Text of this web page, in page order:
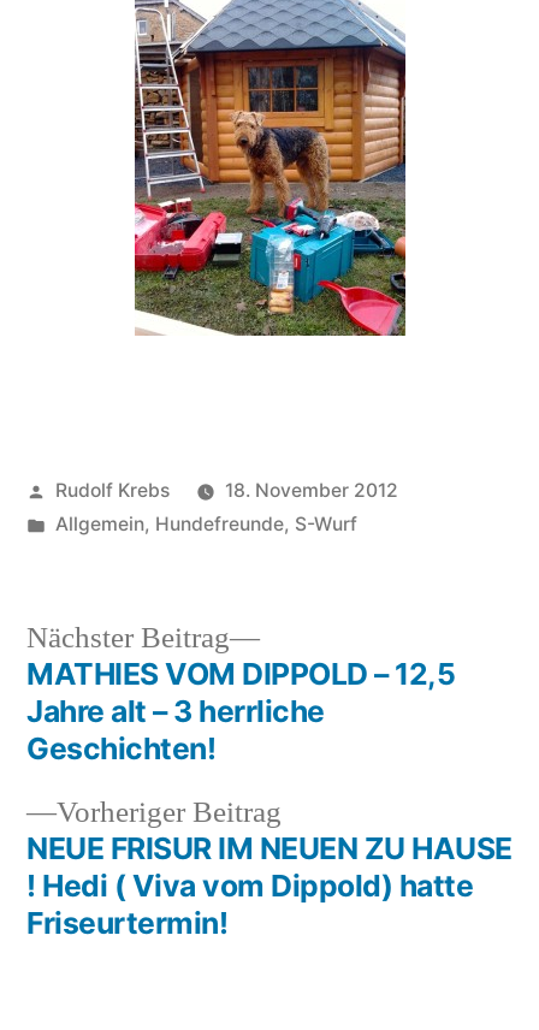
Veröffentlicht
von
Rudolf Krebs
18. November 2012
Veröffentlicht
Allgemein, Hundefreunde, S-Wurf
Beitragsnavigation
Vorheriger Beitrag
Beitrag:
NEUE FRISUR IM NEUEN ZU HAUSE
! Hedi ( Viva vom Dippold) hatte
Friseurtermin!
Nächster Beitrag
Nächster
Beitrag:
MATHIES VOM DIPPOLD – 12,5
Jahre alt – 3 herrliche
Geschichten!